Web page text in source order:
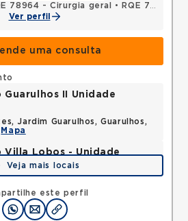
78964 - Cirurgia geral •
RQE 78965 - Cirurgia vascular
Ver perfil
uma consulta
este perfil
Guarulhos II Unidade
Jardim Guarulhos, Guarulhos,
Mapa
Villa Lobos - Unidade
Sao Paulo, SP, 03117000 •
Veja mais locais